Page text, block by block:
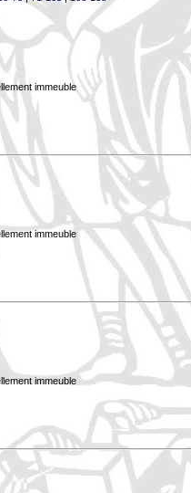
immeuble
immeuble
immeuble